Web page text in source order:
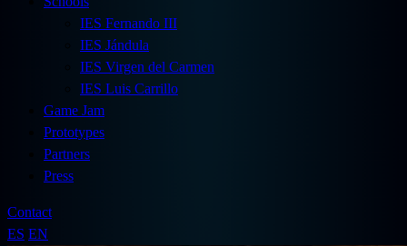
IES Fernando III
IES Jándula
IES Virgen del Carmen
IES Luis Carrillo
Game Jam
Prototypes
Partners
Press
Contact
ES EN